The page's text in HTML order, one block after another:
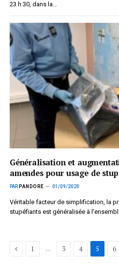
23 h 30, dans la…
Généralisation et
amendes pour usage de
PAR PANDORE 01/09/2020
Véritable facteur de simplification, la
stupéfiants est généralisée à
Précédent
1 … 3 4 5 6